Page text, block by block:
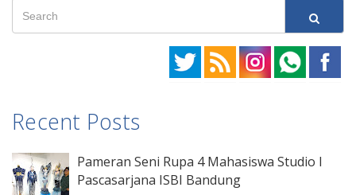
Recent Posts
Pameran Seni Rupa 4 Mahasiswa Studio I
Pascasarjana ISBI Bandung